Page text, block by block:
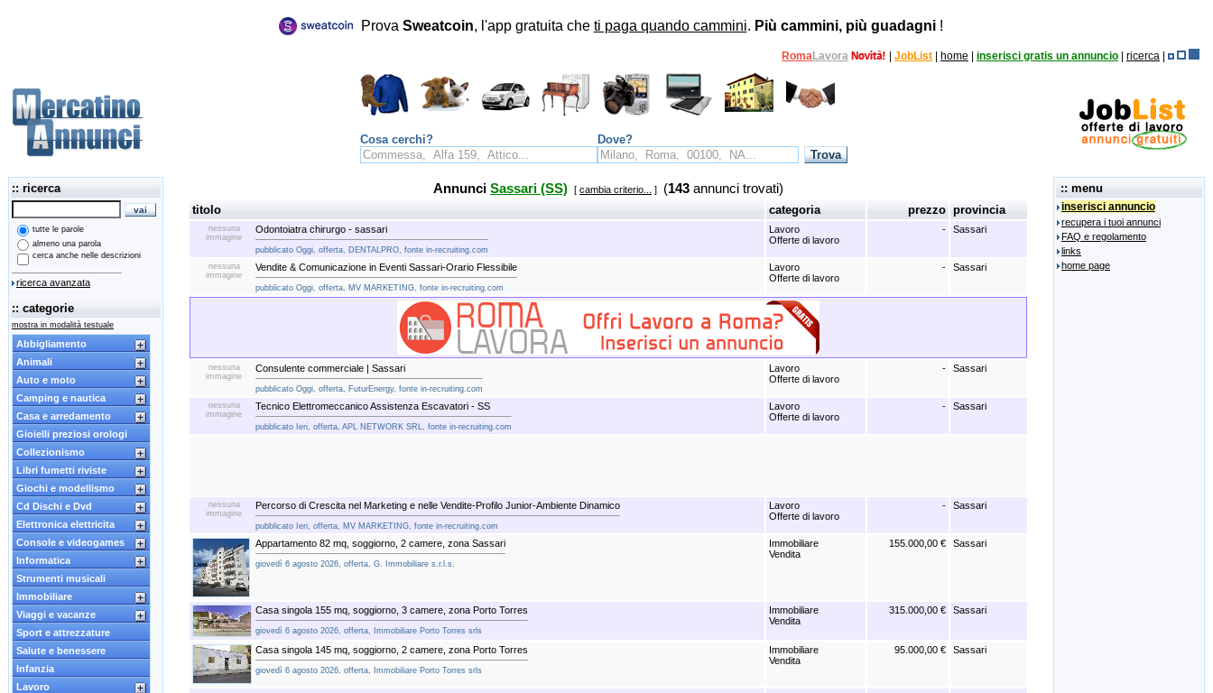
Prova Sweatcoin, l'app gratuita che ti paga quando cammini. Più cammini, più guadagni!
RomaLavora JobList home inserisci gratis un annuncio ricerca
Cosa cerchi? Dove?
:: ricerca
tutte le parole
almeno una parola
cerca anche nelle descrizioni
ricerca avanzata
:: categorie
mostra in modalità testuale
Abbigliamento
Animali
Auto e moto
Camping e nautica
Casa e arredamento
Gioielli preziosi orologi
Collezionismo
Libri fumetti riviste
Giochi e modellismo
Cd Dischi e Dvd
Elettronica elettricita
Console e videogames
Informatica
Strumenti musicali
Immobiliare
Viaggi e vacanze
Sport e attrezzature
Salute e benessere
Infanzia
Lavoro
Annunci Sassari (SS) [ cambia criterio... ] (143 annunci trovati)
titolo categoria prezzo provincia
nessuna
immagine
Odontoiatra chirurgo - sassari
pubblicato Oggi, offerta, DENTALPRO, fonte in-recruiting.com
Lavoro
Offerte di lavoro
- Sassari
nessuna
immagine
Vendite & Comunicazione in Eventi Sassari-Orario Flessibile
pubblicato Oggi, offerta, MV MARKETING, fonte in-recruiting.com
Lavoro
Offerte di lavoro
- Sassari
nessuna
immagine
Consulente commerciale | Sassari
pubblicato Oggi, offerta, FuturEnergy, fonte in-recruiting.com
Lavoro
Offerte di lavoro
- Sassari
nessuna
immagine
Tecnico Elettromeccanico Assistenza Escavatori - SS
pubblicato Ieri, offerta, APL NETWORK SRL, fonte in-recruiting.com
Lavoro
Offerte di lavoro
- Sassari
nessuna
immagine
Percorso di Crescita nel Marketing e nelle Vendite-Profilo Junior-Ambiente Dinamico
pubblicato Ieri, offerta, MV MARKETING, fonte in-recruiting.com
Lavoro
Offerte di lavoro
- Sassari
Appartamento 82 mq, soggiorno, 2 camere, zona Sassari
giovedì 6 agosto 2026, offerta, G. Immobiliare s.r.l.s.
Immobiliare
Vendita
155.000,00 € Sassari
Casa singola 155 mq, soggiorno, 3 camere, zona Porto Torres
giovedì 6 agosto 2026, offerta, Immobiliare Porto Torres srls
Immobiliare
Vendita
315.000,00 € Sassari
Casa singola 145 mq, soggiorno, 2 camere, zona Porto Torres
giovedì 6 agosto 2026, offerta, Immobiliare Porto Torres srls
Immobiliare
Vendita
95.000,00 € Sassari
:: menu
inserisci annuncio
recupera i tuoi annunci
FAQ e regolamento
links
home page